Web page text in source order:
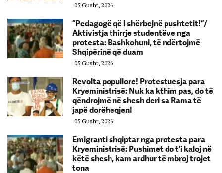
05 Gusht, 2026
“Pedagogë që i shërbejnë pushtetit!”/
Aktivistja thirrje studentëve nga
protesta: Bashkohuni, të ndërtojmë
Shqipërinë që duam
05 Gusht, 2026
Revolta popullore! Protestuesja para
Kryeministrisë: Nuk ka kthim pas, do të
qëndrojmë në shesh deri sa Rama të
japë dorëheqjen!
05 Gusht, 2026
Emigranti shqiptar nga protesta para
Kryeministrisë: Pushimet do t’i kaloj në
këtë shesh, kam ardhur të mbroj trojet
tona